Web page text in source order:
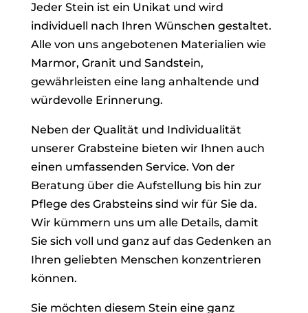
Jeder Stein ist ein Unikat und wird
individuell nach Ihren Wünschen gestaltet.
Alle von uns angebotenen Materialien wie
Marmor, Granit und Sandstein,
gewährleisten eine lang anhaltende und
würdevolle Erinnerung.
Neben der Qualität und Individualität
unserer Grabsteine bieten wir Ihnen auch
einen umfassenden Service. Von der
Beratung über die Aufstellung bis hin zur
Pflege des Grabsteins sind wir für Sie da.
Wir kümmern uns um alle Details, damit
Sie sich voll und ganz auf das Gedenken an
Ihren geliebten Menschen konzentrieren
können.
Sie möchten diesem Stein eine ganz